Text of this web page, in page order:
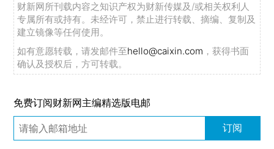
财新网所刊载内容之知识产权为财新传媒及/或相关权利人
专属所有或持有。未经许可，禁止进行转载、摘编、复制及
建立镜像等任何使用。
如有意愿转载，请发邮件至hello@caixin.com ，获得书面
确认及授权后，方可转载。
免费订阅财新网主编精选版电邮
订阅